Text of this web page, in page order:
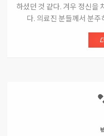
하셨던 것 같다. 겨우 정신을
다. 의료진 분들께서 분